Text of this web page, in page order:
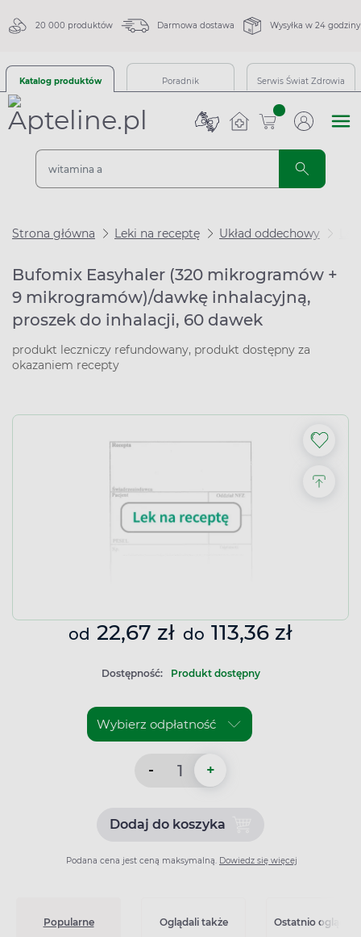
20 000 produktów Darmowa dostawa Wysyłka w 24 godziny
Katalog produktów Poradnik Serwis Świat Zdrowia
sztuk
Strona główna Leki na receptę Układ oddechowy
Bufomix Easyhaler (320 mikrogramów +
9 mikrogramów)/dawkę inhalacyjną,
proszek do inhalacji, 60 dawek
produkt leczniczy refundowany, produkt dostępny za
okazaniem recepty
od 22,67 zł do 113,36 zł
Dostępność: Produkt dostępny
- +
Dodaj do koszykaDodaj do koszyka
Podana cena jest ceną maksymalną. Dowiedz się więcej
Popularne Oglądali także Ostatnio